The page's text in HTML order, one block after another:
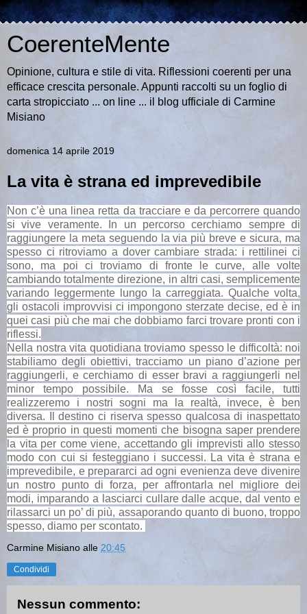
CoerenteMente
Opinione, cultura e stile di vita. Riflessioni coerenti per una
efficace crescita personale. Appunti raccolti su un foglio di
carta stropicciato ... on line ... il blog ufficiale di Carmine
Misiano
domenica 14 aprile 2019
La vita è strana ed imprevedibile
Non c’è una linea retta da tracciare e da percorrere quando
si vive veramente. In un percorso cerchiamo sempre di
raggiungere la meta seguendo la via più breve e sicura, ma
spesso ci ritroviamo a dover cambiare strada: i rettilinei ci
sono, ma poi ci troviamo di fronte le curve, alle volte
cambiando totalmente direzione, in altri casi, semplicemente
variando leggermente lungo la carreggiata. Qualche volta,
gli ostacoli improvvisi ci impongono sterzate decise, ed è in
quei casi più che mai che dobbiamo farci trovare pronti con i
riflessi.
Nella nostra vita quotidiana troviamo spesso le difficoltà: noi
stabiliamo degli obiettivi, tracciamo un piano d’azione per
raggiungerli, e cerchiamo di esser bravi a raggiungerli nel
minor tempo possibile. Ma se fosse così facile, tutti
realizzeremo i nostri sogni ma la realtà, invece, è ben
diversa. Il destino ci riserva spesso qualcosa di inaspettato
ed è proprio in questi momenti che bisogna saper prendere
la vita per come viene, accettando gli imprevisti allo stesso
modo con cui si festeggiano i successi. La vita è strana e
imprevedibile, e prepararci ad ogni evenienza deve divenire
un nostro punto di forza, per affrontarla nel migliore dei
modi, imparando a lasciarci cullare dalle acque, dal vento e
rilassarci un po’ di più, assaporando quanto di buono, troppo
spesso, diamo per scontato.
Carmine Misiano alle 20:45
Condividi
Nessun commento: